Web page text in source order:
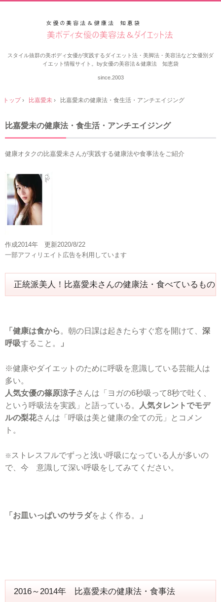
スタイル抜群の美ボディ女優が実践するダイエット法・美脚法・美容法など女優別ダ
イエット情報サイト。by女優の美容法＆健康法 知恵袋
since.2003
トップ› 比嘉愛未 › 比嘉愛未の健康法・食生活・アンチエイジング
比嘉愛未の健康法・食生活・アンチエイジング
健康オタクの比嘉愛未さんが実践する健康法や食事法をご紹介
作成2014年 更新2020/8/22
一部アフィリエイト広告を利用しています
正統派美人！比嘉愛未さんの健康法・食べているもの
「健康は食から 。朝の日課は起きたらすぐ窓を開けて、 深
呼吸すること。 」
※健康やダイエットのために呼吸を意識している芸能人は
多い。
人気女優の篠原涼子さんは「ヨガの6秒吸って8秒で吐く、
という呼吸法を実践」と語っている。
人気タレントでモデ
ルの梨花さんは「呼吸は美と健康の全ての元」とコメン
ト。
※ ストレスフルでずっと浅い呼吸になっている人が多いの
で、今 意識して深い呼吸をしてみてください。
「お皿いっぱいのサラダをよく作る。 」
2016～2014年 比嘉愛未の健康法・食事法